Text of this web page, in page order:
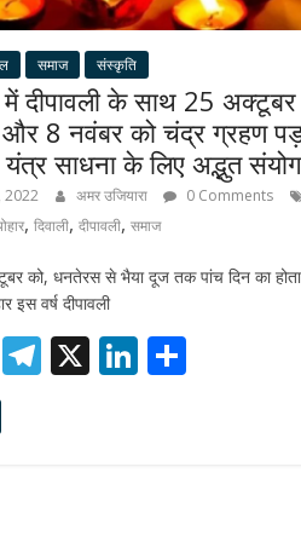
समाज संस्कृति
दीपावली के साथ 25
और 8 नवंबर को चंद्र ग्रहण
साधना के लिए अद्भुत संयोग
2022 अमर उजियारा
0 Comments
, दिवाली, दीपावली, समाज
को, धनतेरस से भैया दूज तक पांच दिन का
इस वर्ष दीपावली
F T X Li